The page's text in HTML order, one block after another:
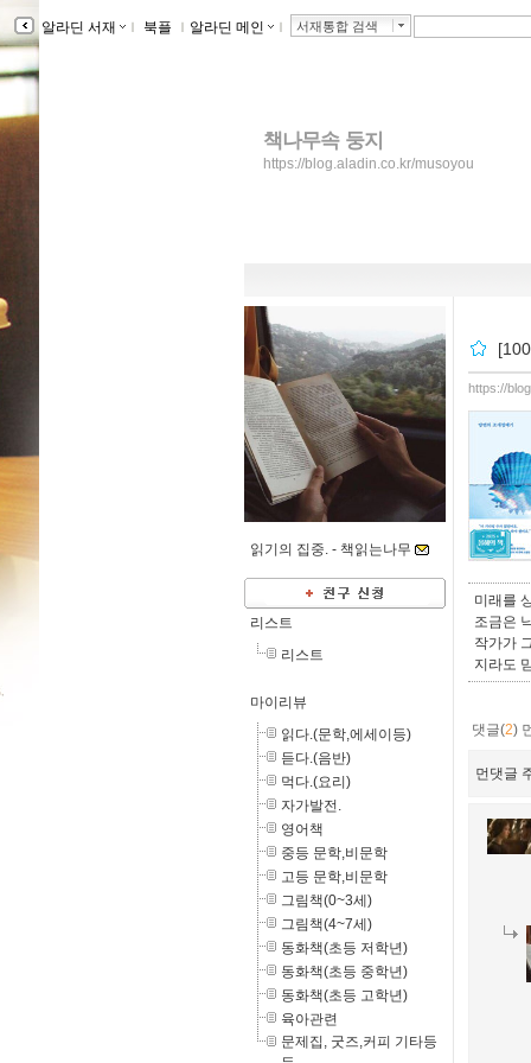
알라딘 서재 ｌ 북플 ｌ 알라딘 메인 ｌ 서재통합 검색
책나무속 둥지
https://blog.aladin.co.kr/musoyou
읽기의 집중. - 책읽는나무
리스트
리스트
마이리뷰
읽다.(문학,에세이등)
듣다.(음반)
먹다.(요리)
자가발전.
영어책
중등 문학,비문학
고등 문학,비문학
그림책(0~3세)
그림책(4~7세)
동화책(초등 저학년)
동화책(초등 중학년)
동화책(초등 고학년)
육아관련
문제집, 굿즈,커피 기타등
https://
미래를
조금은
작가가
지라도
댓글(2)
먼댓글